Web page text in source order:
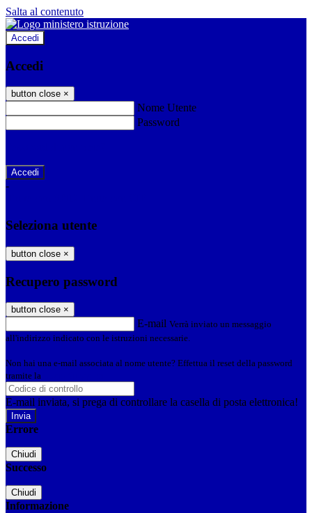
Salta al contenuto
Accedi
Accedi
button close ×
Nome Utente
Password
-
Seleziona utente
button close ×
Recupero password
button close ×
E-mail Verrà inviato un messaggio
all'indirizzo indicato con le istruzioni necessarie.
Non hai una e-mail associata al nome utente? Effettua il reset della password
tramite la
E-mail inviata, si prega di controllare la casella di posta elettronica!
Errore
Chiudi
Successo
Chiudi
Informazione